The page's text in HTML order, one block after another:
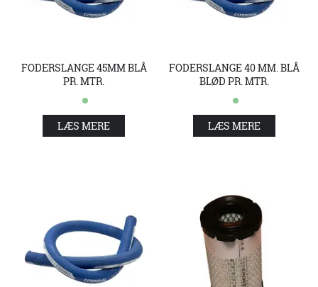
FODERSLANGE 45MM BLÅ
PR. MTR.
LÆS MERE
FODERSLANGE 40 MM. BLÅ
BLØD PR. MTR.
LÆS MERE